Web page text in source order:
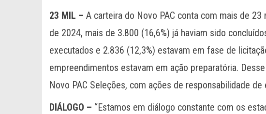
23 MIL – A carteira do Novo PAC conta com mais de
de 2024, mais de 3.800 (16,6%) já haviam sido
executados e 2.836 (12,3%) estavam em fase de
empreendimentos estavam em ação preparatória.
Novo PAC Seleções, com ações de responsabilidade
DIÁLOGO – “Estamos em diálogo constante com os